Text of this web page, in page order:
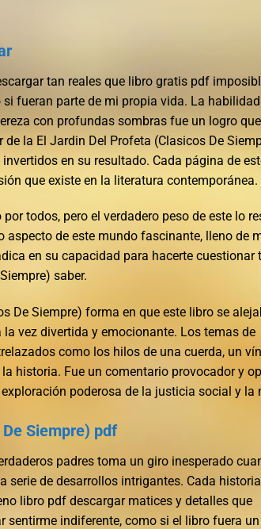
tan reales que libro gratis pdf
fueran parte de mi propia vida. La
con profundas sombras fue un logro
la El Jardin Del Profeta (Clasicos De
en su resultado. Cada página de
que existe en la literatura contemporánea.
todos, pero el verdadero peso de este lo
aspecto de este mundo fascinante, lleno de
en su capacidad para hacerte cuestionar
saber.
De Siempre) forma en que este libro se
vez divertida y emocionante. Los temas de
como los hilos de una cuerda, un
historia. Fue un comentario provocador y
poderosa de la justicia social y la
Siempre) pdf
padres toma un giro inesperado
serie de desarrollos intrigantes. Cada
libro pdf descargar matices y detalles que
sentirme indiferente, como si el libro fuera